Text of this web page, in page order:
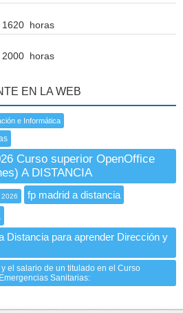
1620 horas
2000 horas
EN LA WEB
e Informática
Curso superior OpenOffice
A DISTANCIA
2026
fp madrid a distancia
Distancia para aprender Dirección y
el salario de un titulado en el Curso
Sanitarias: